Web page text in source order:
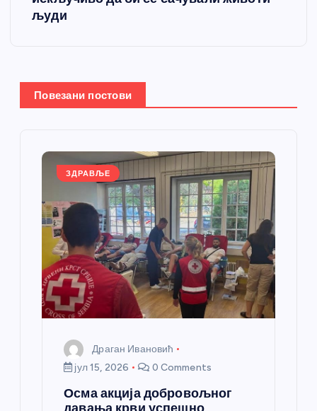
људи
Повезани постови
ЗДРАВЉЕ
Драган Ивановић
јул 15, 2026
0 Comments
Осма акција добровољног